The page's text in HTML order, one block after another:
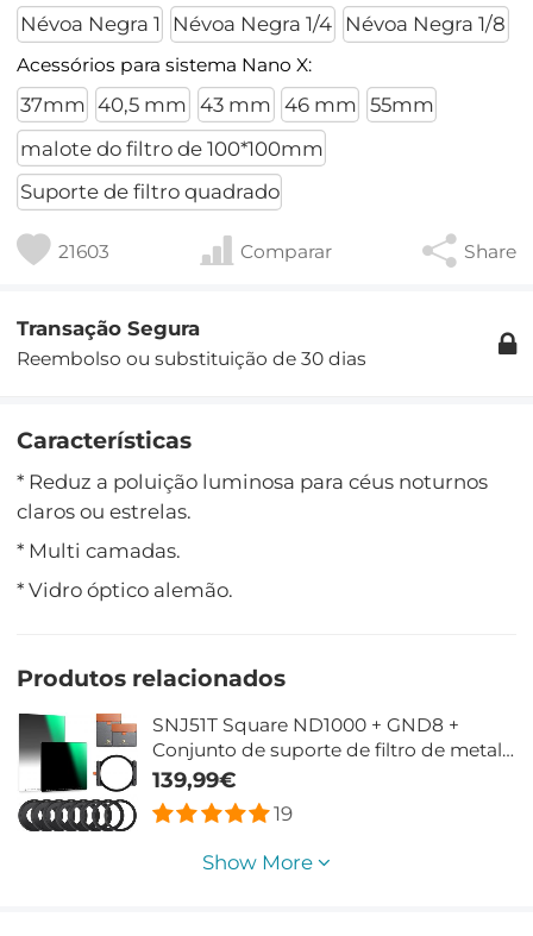
Névoa Negra 1 Névoa Negra 1/4 Névoa Negra 1/8
Acessórios para sistema Nano X:
37mm 40,5 mm 43 mm 46 mm 55mm
malote do filtro de 100*100mm
Suporte de filtro quadrado
21603 Comparar Share
Transação Segura
Reembolso ou substituição de 30 dias
Características
* Reduz a poluição luminosa para céus noturnos
claros ou estrelas.
* Multi camadas.
* Vidro óptico alemão.
Produtos relacionados
SNJ51T Square ND1000 + GND8 +
Conjunto de suporte de filtro de metal
quadrado
139,99€
19
Show More